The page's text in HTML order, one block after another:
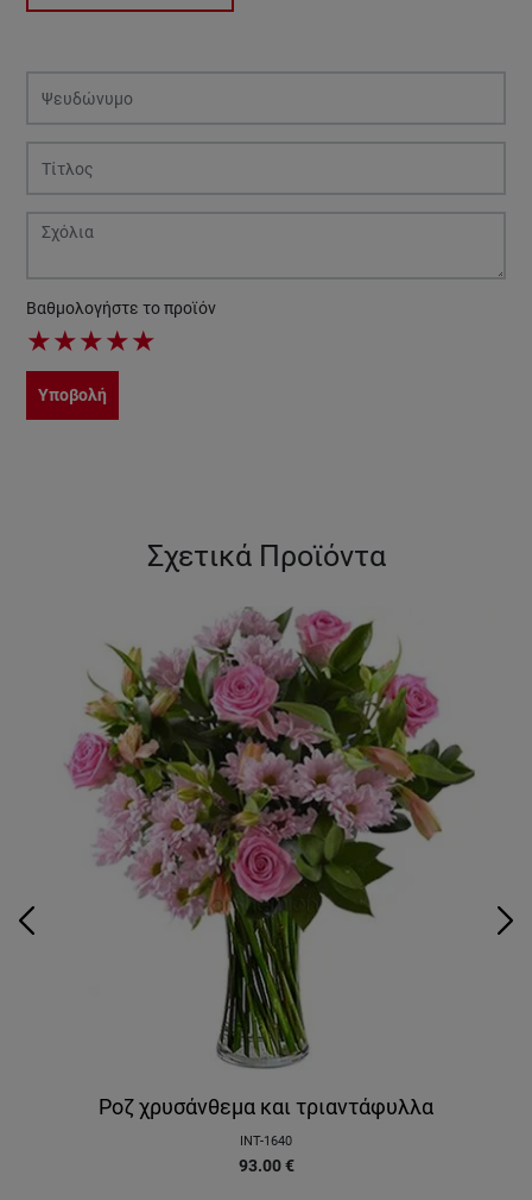
Βαθμολογήστε το προϊόν
★★★★★
Υποβολή
Σχετικά Προϊόντα
Ροζ χρυσάνθεμα και τριαντάφυλλα
INT-1640
93.00 €